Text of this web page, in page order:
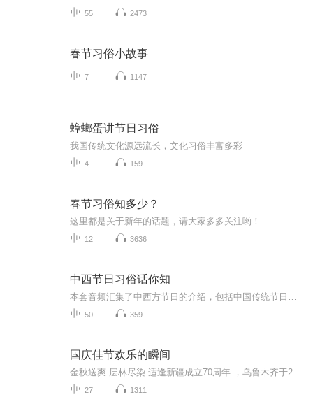
55 2473
春节习俗小故事
7 1147
蟑螂蛋讲节日习俗
我国传统文化源远流长，文化习俗丰富多彩
4 159
春节习俗知多少？
这里都是关于新年的话题，请大家多多关注哟！
12 3636
中西节日习俗话你知
50 359
国庆佳节欢乐的瞬间
27 1311